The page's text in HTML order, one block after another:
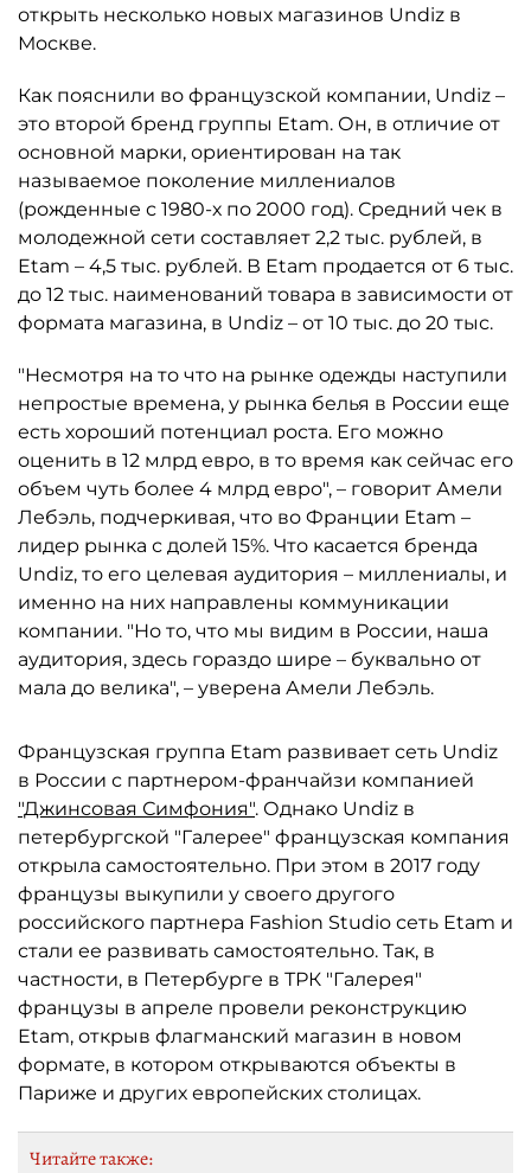
открыть несколько новых магазинов Undiz в
Москве.
Как пояснили во французской компании, Undiz –
это второй бренд группы Etam. Он, в отличие от
основной марки, ориентирован на так
называемое поколение миллениалов
(рожденные с 1980-х по 2000 год). Средний чек в
молодежной сети составляет 2,2 тыс. рублей, в
Etam – 4,5 тыс. рублей. В Etam продается от 6 тыс.
до 12 тыс. наименований товара в зависимости от
формата магазина, в Undiz – от 10 тыс. до 20 тыс.
"Несмотря на то что на рынке одежды наступили
непростые времена, у рынка белья в России еще
есть хороший потенциал роста. Его можно
оценить в 12 млрд евро, в то время как сейчас его
объем чуть более 4 млрд евро", – говорит Амели
Лебэль, подчеркивая, что во Франции Etam –
лидер рынка с долей 15%. Что касается бренда
Undiz, то его целевая аудитория – миллениалы, и
именно на них направлены коммуникации
компании. "Но то, что мы видим в России, наша
аудитория, здесь гораздо шире – буквально от
мала до велика", – уверена Амели Лебэль.
Французская группа Etam развивает сеть Undiz
в России с партнером-франчайзи компанией
"Джинсовая Симфония". Однако Undiz в
петербургской "Галерее" французская компания
открыла самостоятельно. При этом в 2017 году
французы выкупили у своего другого
российского партнера Fashion Studio сеть Etam и
стали ее развивать самостоятельно. Так, в
частности, в Петербурге в ТРК "Галерея"
французы в апреле провели реконструкцию
Etam, открыв флагманский магазин в новом
формате, в котором открываются объекты в
Париже и других европейских столицах.
Читайте также: